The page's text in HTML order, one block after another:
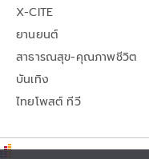
X-CITE
ยานยนต์
สาธารณสุข-คุณภาพชีวิต
บันเทิง
ไทยโพสต์ ทีวี